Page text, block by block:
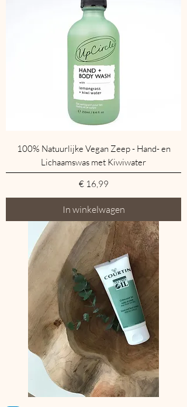
100% Natuurlijke Vegan Zeep - Hand- en
Lichaamswas met Kiwiwater
Prijs
€ 16,99
In winkelwagen